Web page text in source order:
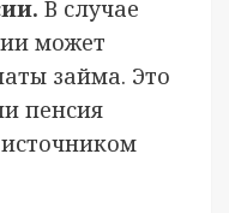
В случае
может
займа. Это
пенсия